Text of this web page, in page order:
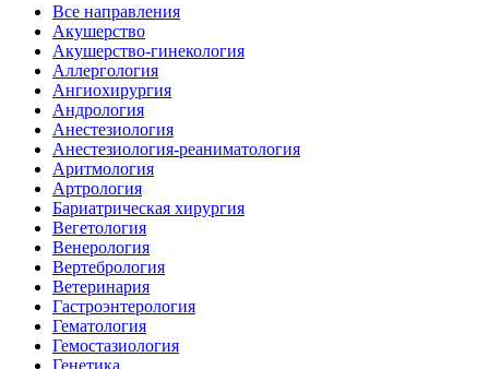
Все направления
Акушерство
Акушерство-гинекология
Аллергология
Ангиохирургия
Андрология
Анестезиология
Анестезиология-реаниматология
Аритмология
Артрология
Бариатрическая хирургия
Вегетология
Венерология
Вертебрология
Ветеринария
Гастроэнтерология
Гематология
Гемостазиология
Генетика